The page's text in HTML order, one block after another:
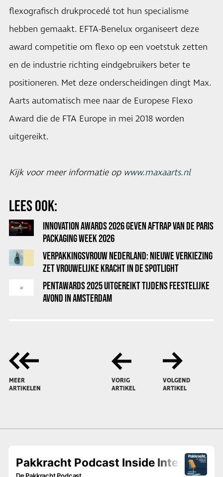
flexografisch drukprocedé tot hun specialisme
hebben gemaakt. EFTA-Benelux organiseert deze
award competitie om flexo op een voetstuk zetten
en de industrie richting eindgebruikers beter te
positioneren. Met deze onderscheidingen dingt Max.
Aarts automatisch mee naar de Europese Flexo
Award die de FTA Europe in mei 2018 worden
uitgereikt.
Kijk voor meer informatie op www.maxaarts.nl
LEES OOK:
INNOVATION AWARDS 2026 GEVEN AFTRAP VAN DE PARIS
PACKAGING WEEK 2026
VERPAKKINGSVROUW NEDERLAND: NIEUWE VERKIEZING
ZET VROUWELIJKE KRACHT IN DE SPOTLIGHT
PENTAWARDS 2025 UITGEREIKT TIJDENS FEESTELIJKE
AVOND IN AMSTERDAM
MEER
ARTIKELEN
VORIG
ARTIKEL
VOLGEND
ARTIKEL